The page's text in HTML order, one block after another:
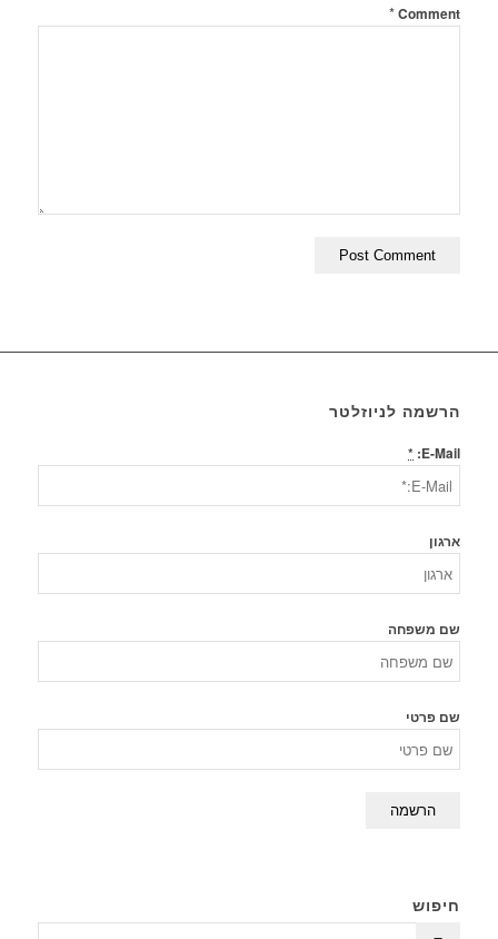
Comment
*
הרשמה לניוזלטר
E-Mail:
*
ארגון
שם משפחה
שם פרטי
חיפוש